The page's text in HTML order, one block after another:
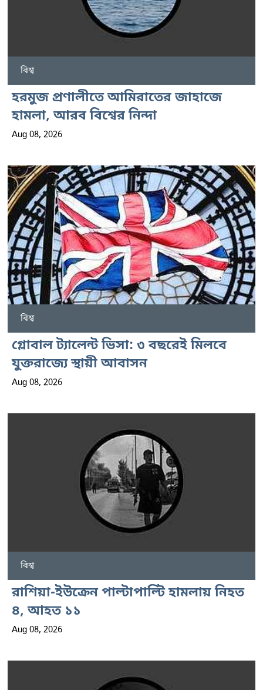
বিশ্ব
হরমুজ প্রণালীতে আমিরাতের জাহাজে
হামলা, আরব বিশ্বের নিন্দা
Aug 08, 2026
বিশ্ব
গ্লোবাল ট্যালেন্ট ভিসা: ৩ বছরেই মিলবে
যুক্তরাজ্যে স্থায়ী আবাসন
Aug 08, 2026
বিশ্ব
রাশিয়া-ইউক্রেন পাল্টাপাল্টি হামলায় নিহত
৪, আহত ১১
Aug 08, 2026